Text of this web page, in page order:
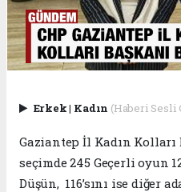
Erkek| Kadın (Haberi Sesli
Gaziantep İl Kadın Kolları
seçimde 245 Geçerli oyun
Düşün, 116’sını ise diğer